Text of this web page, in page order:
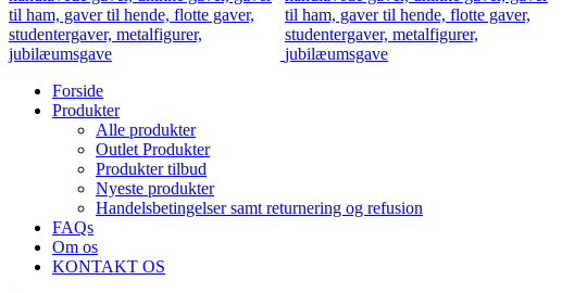
Forside
Produkter
Alle produkter
Outlet Produkter
Produkter tilbud
Nyeste produkter
Handelsbetingelser samt returnering og refusion
FAQs
Om os
KONTAKT OS